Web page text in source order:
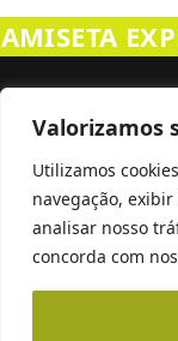
Valorizamos
Utilizamos
navegação,
analisar nosso
concorda com
© 2026 Todos